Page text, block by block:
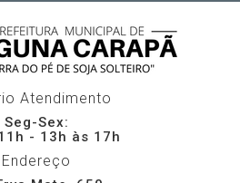
Atendimento
Seg-Sex:
- 13h às 17h
Endereço